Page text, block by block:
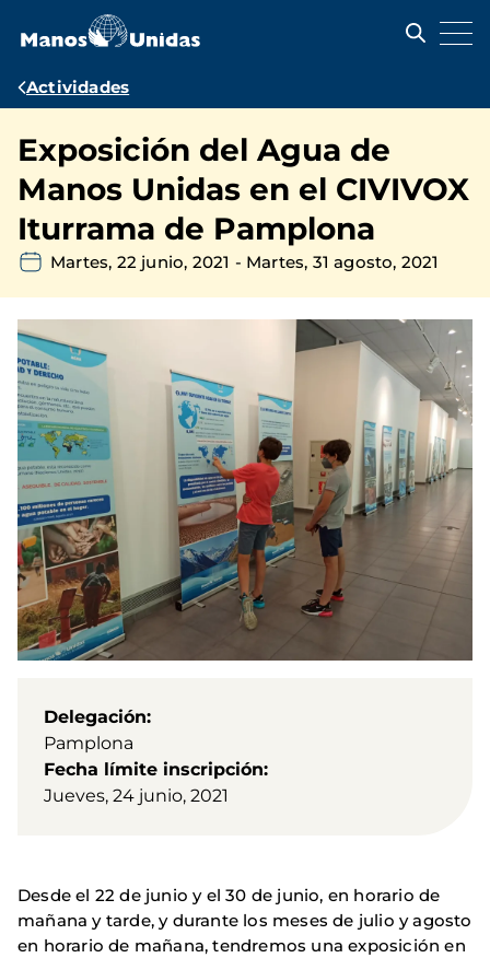
contenido
Ruta
navegación
Actividades
Exposición del Agua de
Manos Unidas en el CIVIVOX
Iturrama de Pamplona
Martes, 22 junio, 2021 - Martes, 31 agosto, 2021
Delegación
Pamplona
Fecha límite inscripción
Jueves, 24 junio, 2021
Desde el 22 de junio y el 30 de junio, en horario de
mañana y tarde, y durante los meses de julio y agosto
en horario de mañana, tendremos una exposición en